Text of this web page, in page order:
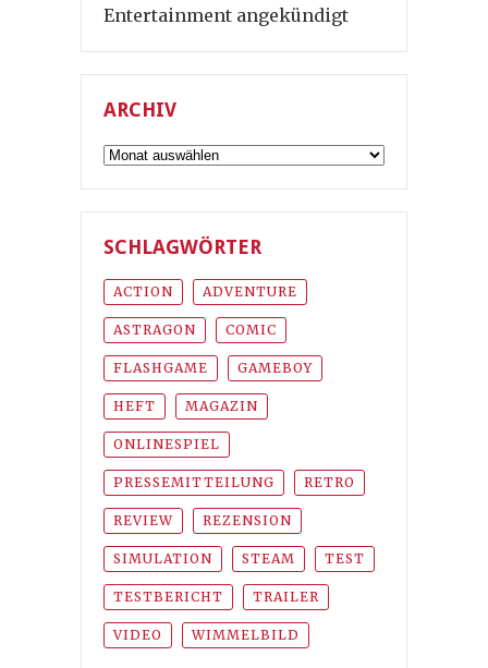
Entertainment angekündigt
ARCHIV
Archiv
SCHLAGWÖRTER
ACTION ADVENTURE
ASTRAGON COMIC
FLASHGAME GAMEBOY
HEFT MAGAZIN
ONLINESPIEL
PRESSEMITTEILUNG RETRO
REVIEW REZENSION
SIMULATION STEAM TEST
TESTBERICHT TRAILER
VIDEO WIMMELBILD